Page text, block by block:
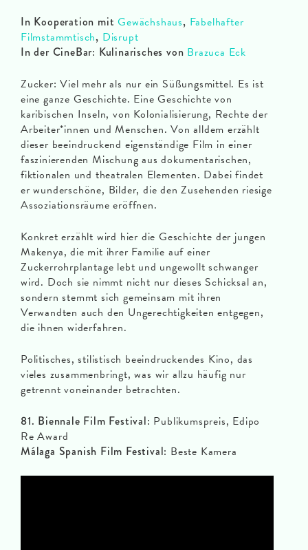
In Kooperation mitGewächshaus, Fabelhafter
Filmstammtisch, Disrupt
In der CineBar: Kulinarisches von Brazuca Eck
Zucker: Viel mehr als nur ein Süßungsmittel. Es ist
eine ganze Geschichte. Eine Geschichte von
karibischen Inseln, von Kolonialisierung, Rechte der
Arbeiter*innen und Menschen. Von alldem erzählt
dieser beeindruckend eigenständige Film in einer
faszinierenden Mischung aus dokumentarischen,
fiktionalen und theatralen Elementen. Dabei findet
er wunderschöne, Bilder, die den Zusehenden riesige
Assoziationsräume eröffnen.
Konkret erzählt wird hier die Geschichte der jungen
Makenya, die mit ihrer Familie auf einer
Zuckerrohrplantage lebt und ungewollt schwanger
wird. Doch sie nimmt nicht nur dieses Schicksal an,
sondern stemmt sich gemeinsam mit ihren
Verwandten auch den Ungerechtigkeiten entgegen,
die ihnen widerfahren.
Politisches, stilistisch beeindruckendes Kino, das
vieles zusammenbringt, was wir allzu häufig nur
getrennt voneinander betrachten.
81. Biennale Film Festival: Publikumspreis, Edipo
Re Award
Málaga Spanish Film Festival: Beste Kamera